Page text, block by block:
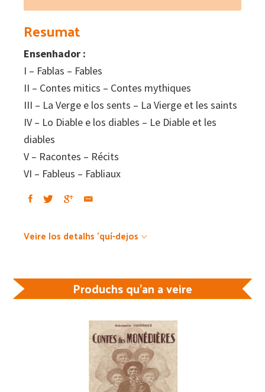
contes
dau
Pueg
Gerjan
/
Lemouzi
N°106
bis
quantity
Resumat
Ensenhador :
I – Fablas – Fables
II – Contes mitics – Contes mythiques
III – La Verge e los sents – La Vierge et les saints
IV – Lo Diable e los diables – Le Diable et les
diables
V – Racontes – Récits
VI – Fableus – Fabliaux
Veire los detalhs 'quí-dejos
Produchs qu'an a veire